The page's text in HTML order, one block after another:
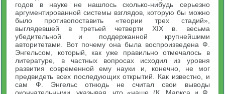
годов в науке не нашлось сколько-нибудь серьезно
аргументированной системы взглядов, которую бы можно
было противопоставить «теории трех стадий»,
выглядевшей в третьей четверти XIX в. весьма
убедительной и поддержанной крупнейшими
авторитетами. Вот почему она была воспроизведена Ф.
Энгельсом, который, как уже правильно отмечалось в
литературе, в частных вопросах исходил из уровня
развития современной ему науки и, конечно, не мог
предвидеть всех последующих открытий. Как известно, и
сам Ф. Энгельс отнюдь не считал свои выводы